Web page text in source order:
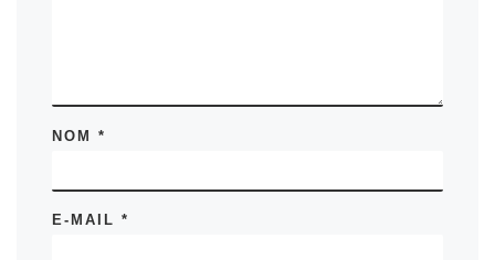
NOM*
E-MAIL*